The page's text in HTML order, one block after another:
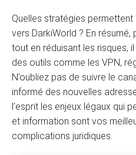
Quelles stratégies
vers DarkiWorld ? En
tout en réduisant les risques,
des outils comme les VPN,
N’oubliez pas de suivre le
informé des nouvelles
l’esprit les enjeux légaux qui
et information sont vos
complications juridiques.